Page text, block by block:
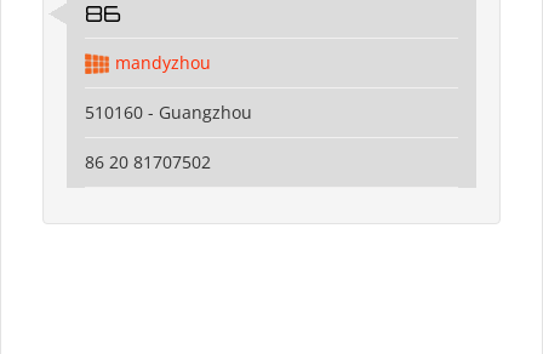
86
mandyzhou
510160 - Guangzhou
86 20 81707502